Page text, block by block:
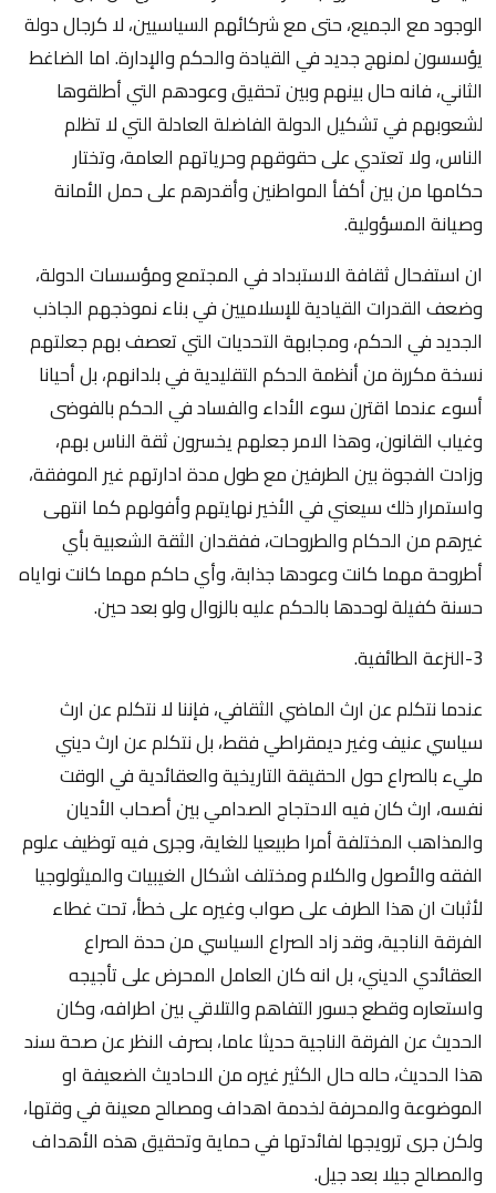
الوجود مع الجميع، حتى مع شركائهم السياسيين، لا كرجال دولة
يؤسسون لمنهج جديد في القيادة والحكم والإدارة. اما الضاغط
الثاني، فانه حال بينهم وبين تحقيق وعودهم التي أطلقوها
لشعوبهم في تشكيل الدولة الفاضلة العادلة التي لا تظلم
الناس، ولا تعتدي على حقوقهم وحرياتهم العامة، وتختار
حكامها من بين أكفأ المواطنين وأقدرهم على حمل الأمانة
وصيانة المسؤولية.
ان استفحال ثقافة الاستبداد في المجتمع ومؤسسات الدولة،
وضعف القدرات القيادية للإسلاميين في بناء نموذجهم الجاذب
الجديد في الحكم، ومجابهة التحديات التي تعصف بهم جعلتهم
نسخة مكررة من أنظمة الحكم التقليدية في بلدانهم، بل أحيانا
أسوء عندما اقترن سوء الأداء والفساد في الحكم بالفوضى
وغياب القانون، وهذا الامر جعلهم يخسرون ثقة الناس بهم،
وزادت الفجوة بين الطرفين مع طول مدة ادارتهم غير الموفقة،
واستمرار ذلك سيعني في الأخير نهايتهم وأفولهم كما انتهى
غيرهم من الحكام والطروحات، ففقدان الثقة الشعبية بأي
أطروحة مهما كانت وعودها جذابة، وأي حاكم مهما كانت نواياه
حسنة كفيلة لوحدها بالحكم عليه بالزوال ولو بعد حين.
3-النزعة الطائفية.
عندما نتكلم عن ارث الماضي الثقافي، فإننا لا نتكلم عن ارث
سياسي عنيف وغير ديمقراطي فقط، بل نتكلم عن ارث ديني
مليء بالصراع حول الحقيقة التاريخية والعقائدية في الوقت
نفسه، ارث كان فيه الاحتجاج الصدامي بين أصحاب الأديان
والمذاهب المختلفة أمرا طبيعيا للغاية، وجرى فيه توظيف علوم
الفقه والأصول والكلام ومختلف اشكال الغيبيات والميثولوجيا
لأثبات ان هذا الطرف على صواب وغيره على خطأ، تحت غطاء
الفرقة الناجية، وقد زاد الصراع السياسي من حدة الصراع
العقائدي الديني، بل انه كان العامل المحرض على تأجيجه
واستعاره وقطع جسور التفاهم والتلاقي بين اطرافه، وكان
الحديث عن الفرقة الناجية حديثا عاما، بصرف النظر عن صحة سند
هذا الحديث، حاله حال الكثير غيره من الاحاديث الضعيفة او
الموضوعة والمحرفة لخدمة اهداف ومصالح معينة في وقتها،
ولكن جرى ترويجها لفائدتها في حماية وتحقيق هذه الأهداف
والمصالح جيلا بعد جيل.